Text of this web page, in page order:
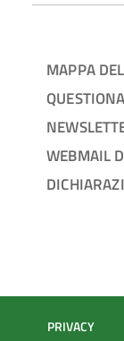
MAPPA
WEBMAIL
PRIVACY